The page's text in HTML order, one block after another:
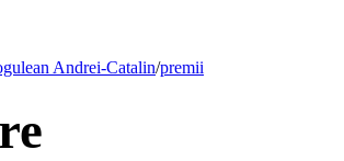
Andrei-Catalin/premii